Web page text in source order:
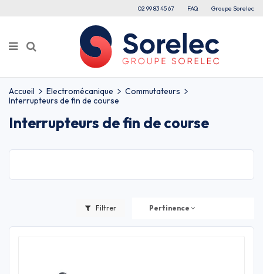
02 99 83 45 67 FAQ Groupe Sorelec
Accueil Electromécanique
Commutateurs
Interrupteurs de fin de course
Interrupteurs de fin de course
Filtrer Pertinence